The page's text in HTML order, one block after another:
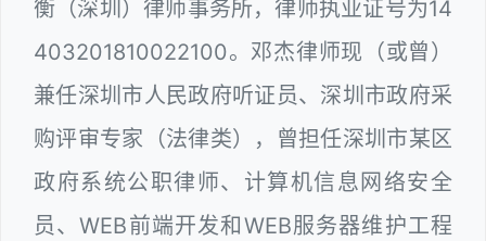
衡（深圳）律师事务所，律师执业证号为14
403201810022100。邓杰律师现（或曾）
兼任深圳市人民政府听证员、深圳市政府采
购评审专家（法律类），曾担任深圳市某区
政府系统公职律师、计算机信息网络安全
员、WEB前端开发和WEB服务器维护工程